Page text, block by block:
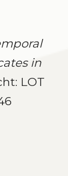
in
LOT